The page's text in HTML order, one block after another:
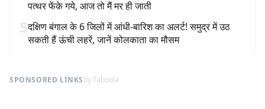
पत्थर फेंके गये, आज तो मैं मर ही जाती
5दक्षिण बंगाल के 6 जिलों में आंधी-बारिश का अलर्ट! समुद्र में उठ
सकती हैं ऊंची लहरें, जानें कोलकाता का मौसम
SPONSORED LINKSby Taboola